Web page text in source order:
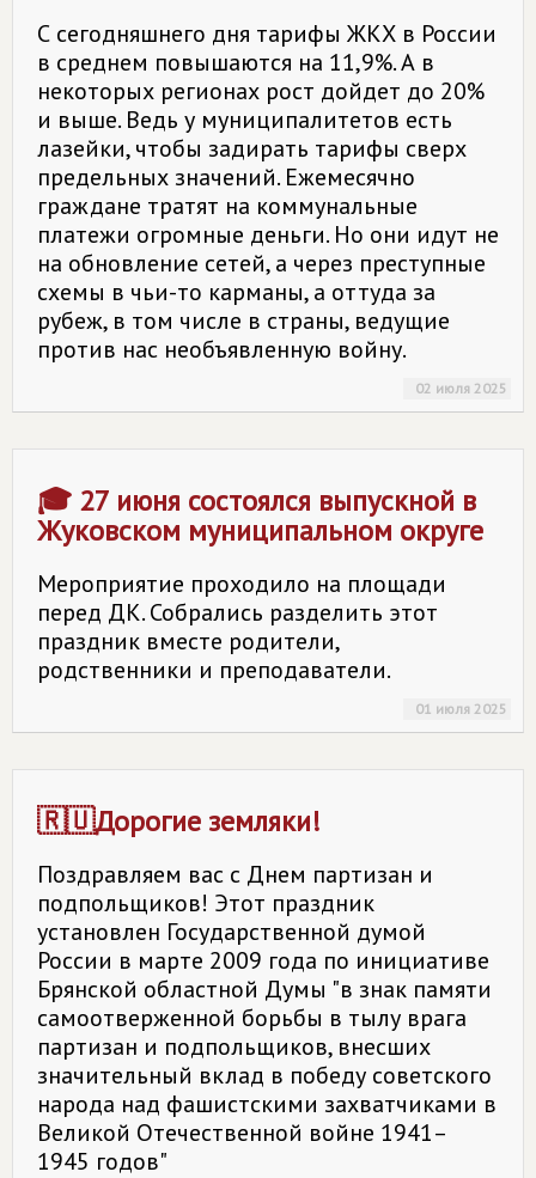
С сегодняшнего дня тарифы ЖКХ в России
в среднем повышаются на 11,9%. А в
некоторых регионах рост дойдет до 20%
и выше. Ведь у муниципалитетов есть
лазейки, чтобы задирать тарифы сверх
предельных значений. Ежемесячно
граждане тратят на коммунальные
платежи огромные деньги. Но они идут не
на обновление сетей, а через преступные
схемы в чьи-то карманы, а оттуда за
рубеж, в том числе в страны, ведущие
против нас необъявленную войну.
02 июля 2025
🎓 27 июня состоялся выпускной в
Жуковском муниципальном округе
Мероприятие проходило на площади
перед ДК. Собрались разделить этот
праздник вместе родители,
родственники и преподаватели.
01 июля 2025
🇷🇺Дорогие земляки!
Поздравляем вас с Днем партизан и
подпольщиков! Этот праздник
установлен Государственной думой
России в марте 2009 года по инициативе
Брянской областной Думы "в знак памяти
самоотверженной борьбы в тылу врага
партизан и подпольщиков, внесших
значительный вклад в победу советского
народа над фашистскими захватчиками в
Великой Отечественной войне 1941–
1945 годов"